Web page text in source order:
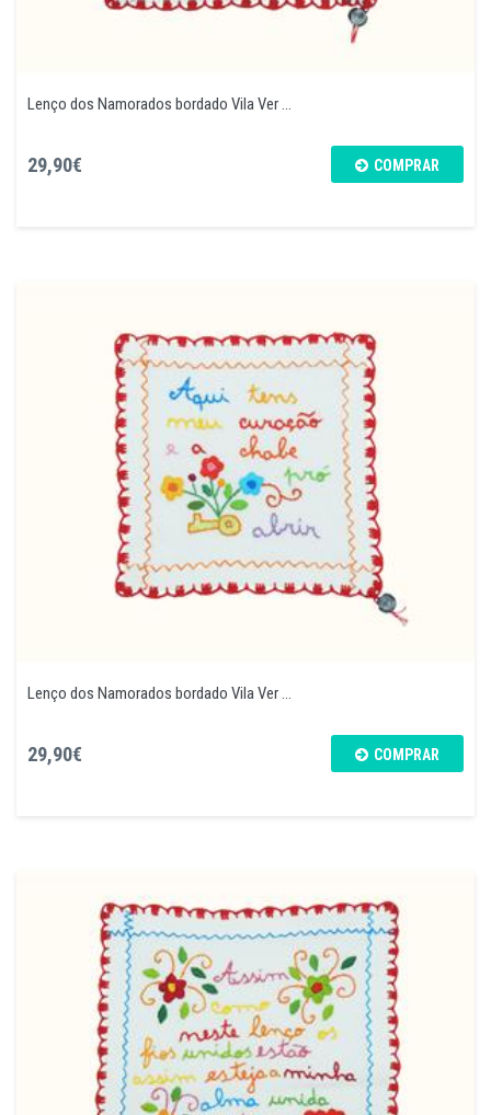
Lenço dos Namorados bordado Vila Ver ...
29,90€ COMPRAR
Lenço dos Namorados bordado Vila Ver ...
29,90€ COMPRAR